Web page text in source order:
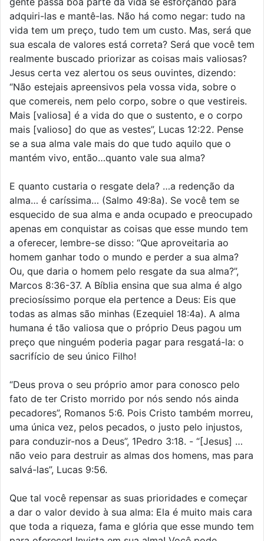
adquiri-las e mantê-las. Não há como negar: tudo na
vida tem um preço, tudo tem um custo. Mas, será que
sua escala de valores está correta? Será que você tem
realmente buscado priorizar as coisas mais valiosas?
Jesus certa vez alertou os seus ouvintes, dizendo:
“Não estejais apreensivos pela vossa vida, sobre o
que comereis, nem pelo corpo, sobre o que vestireis.
Mais [valiosa] é a vida do que o sustento, e o corpo
mais [valioso] do que as vestes”, Lucas 12:22. Pense
se a sua alma vale mais do que tudo aquilo que o
mantém vivo, então…quanto vale sua alma?
E quanto custaria o resgate dela? …a redenção da
alma… é caríssima… (Salmo 49:8a). Se você tem se
esquecido de sua alma e anda ocupado e preocupado
apenas em conquistar as coisas que esse mundo tem
a oferecer, lembre-se disso: “Que aproveitaria ao
homem ganhar todo o mundo e perder a sua alma?
Ou, que daria o homem pelo resgate da sua alma?”,
Marcos 8:36-37. A Bíblia ensina que sua alma é algo
preciosíssimo porque ela pertence a Deus: Eis que
todas as almas são minhas (Ezequiel 18:4a). A alma
humana é tão valiosa que o próprio Deus pagou um
preço que ninguém poderia pagar para resgatá-la: o
sacrifício de seu único Filho!
“Deus prova o seu próprio amor para conosco pelo
fato de ter Cristo morrido por nós sendo nós ainda
pecadores”, Romanos 5:6. Pois Cristo também morreu,
uma única vez, pelos pecados, o justo pelo injustos,
para conduzir-nos a Deus”, 1Pedro 3:18. - “[Jesus] …
não veio para destruir as almas dos homens, mas para
salvá-las”, Lucas 9:56.
Que tal você repensar as suas prioridades e começar
a dar o valor devido à sua alma: Ela é muito mais cara
que toda a riqueza, fama e glória que esse mundo tem